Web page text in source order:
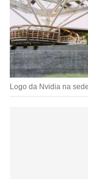
Logo da Nvidia na